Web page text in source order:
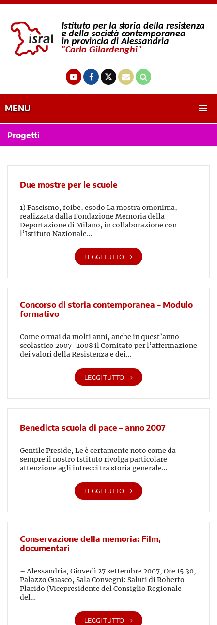
MENU
Progetti
Due mostre per le scuole
1) Fascismo, foibe, esodo La mostra omonima,
realizzata dalla Fondazione Memoria della
Deportazione di Milano, in collaborazione con
l’Istituto Nazionale…
LEGGI TUTTO
Concorso di storia contemporanea – Modulo
formativo
Come ormai da molti anni, anche in quest’anno
scolastico 2007-2008 il Comitato per l’affermazione
dei valori della Resistenza e dei…
LEGGI TUTTO
Benedicta scuola di pace – anno 2007
Gentile Preside, Le è certamente noto come da
sempre il nostro Istituto rivolga particolare
attenzione agli intrecci tra storia generale…
LEGGI TUTTO
Conservazione della memoria: Film,
documentari
– Alessandria, Giovedì 27 settembre 2007, Ore 15.30,
Palazzo Guasco, Sala Convegni: Saluti di Roberto
Placido (Vicepresidente del Consiglio Regionale
del…
LEGGI TUTTO